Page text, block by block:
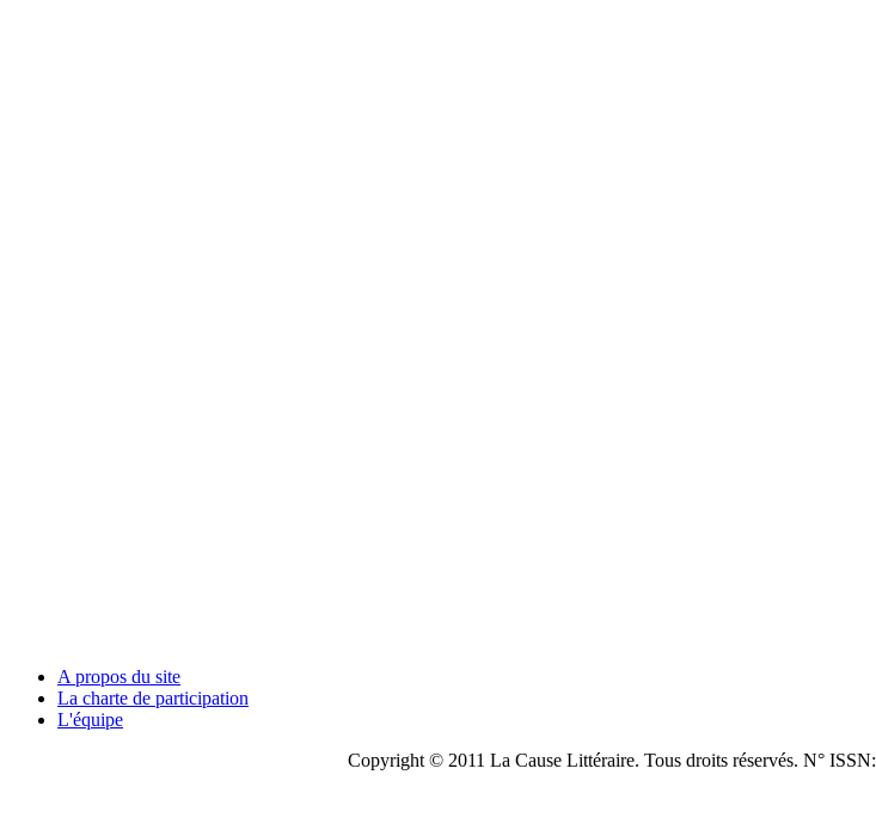
A propos du site
La charte de participation
L'équipe
Copyright © 2011 La Cause Littéraire. Tous droits réservés. N° ISSN: